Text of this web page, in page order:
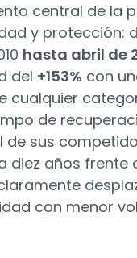
central de la
y protección:
hasta abril de
del +153% con
cualquier
de
sus
diez años frente
con menor